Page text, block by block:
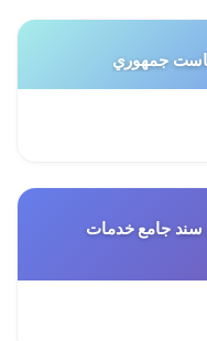
جمهوري
سند جامع خدمات